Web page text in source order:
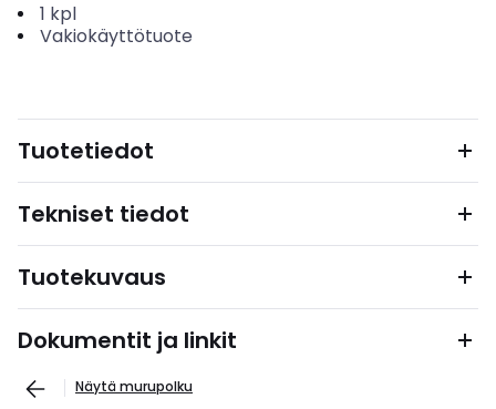
1 kpl
Vakiokäyttötuote
Tuotetiedot
Tekniset tiedot
Tuotekuvaus
Dokumentit ja linkit
Näytä murupolku